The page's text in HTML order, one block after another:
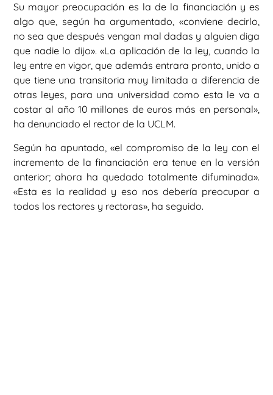
Su mayor preocupación es la de la financiación y es
algo que, según ha argumentado, «conviene decirlo,
no sea que después vengan mal dadas y alguien diga
que nadie lo dijo». «La aplicación de la ley, cuando la
ley entre en vigor, que además entrara pronto, unido a
que tiene una transitoria muy limitada a diferencia de
otras leyes, para una universidad como esta le va a
costar al año 10 millones de euros más en personal»,
ha denunciado el rector de la UCLM.
Según ha apuntado, «el compromiso de la ley con el
incremento de la financiación era tenue en la versión
anterior; ahora ha quedado totalmente difuminada».
«Esta es la realidad y eso nos debería preocupar a
todos los rectores y rectoras», ha seguido.